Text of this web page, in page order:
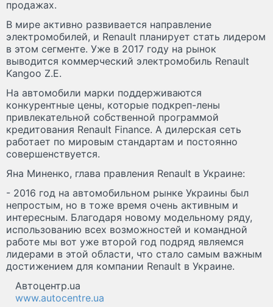
продажах.
В мире активно развивается направление
электромобилей, и Renault планирует стать лидером
в этом сегменте. Уже в 2017 году на рынок
выводится коммерческий электромобиль Renault
Kangoo Z.E.
На автомобили марки поддерживаются
конкурентные цены, которые подкреп-лены
привлекательной собственной программой
кредитования Renault Finance. А дилерская сеть
работает по мировым стандартам и постоянно
совершенствуется.
Яна Миненко, глава правления Renault в Украине:
- 2016 год на автомобильном рынке Украины был
непростым, но в тоже время очень активным и
интересным. Благодаря новому модельному ряду,
использованию всех возможностей и командной
работе мы вот уже второй год подряд являемся
лидерами в этой области, что стало самым важным
достижением для компании Renault в Украине.
Автоцентр.ua
www.autocentre.ua